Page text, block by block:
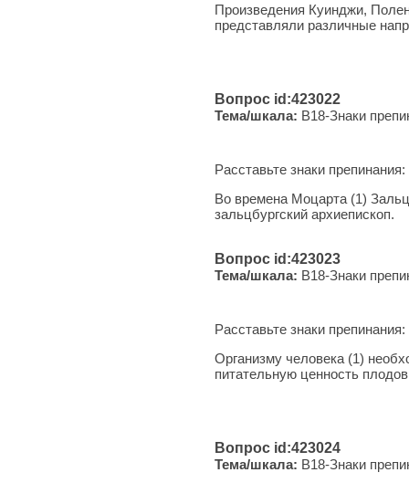
Произведения Куинджи,
представляли различные
Вопрос id:423022
Тема/шкала: B18-Знаки
Расставьте знаки
Во времена Моцарта (1)
зальцбургский архиепископ.
Вопрос id:423023
Тема/шкала: B18-Знаки
Расставьте знаки
Организму человека (1)
питательную ценность
Вопрос id:423024
Тема/шкала: B18-Знаки